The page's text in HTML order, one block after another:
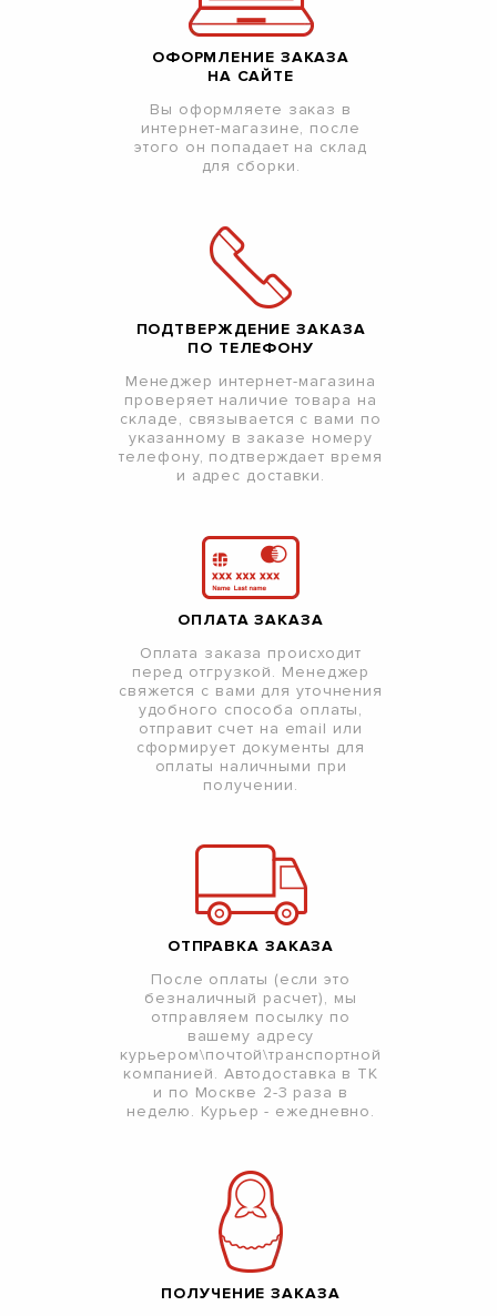
ОФОРМЛЕНИЕ ЗАКАЗА
НА САЙТЕ
Вы оформляете заказ в
интернет-магазине, после
этого он попадает на склад
для сборки.
ПОДТВЕРЖДЕНИЕ ЗАКАЗА
ПО ТЕЛЕФОНУ
Менеджер интернет-магазина
проверяет наличие товара на
складе, связывается с вами по
указанному в заказе номеру
телефону, подтверждает время
и адрес доставки.
ОПЛАТА ЗАКАЗА
Оплата заказа происходит
перед отгрузкой. Менеджер
свяжется с вами для уточнения
удобного способа оплаты,
отправит счет на email или
сформирует документы для
оплаты наличными при
получении.
ОТПРАВКА ЗАКАЗА
После оплаты (если это
безналичный расчет), мы
отправляем посылку по
вашему адресу
курьером\почтой\транспортной
компанией. Автодоставка в ТК
и по Москве 2-3 раза в
неделю. Курьер - ежедневно.
ПОЛУЧЕНИЕ ЗАКАЗА